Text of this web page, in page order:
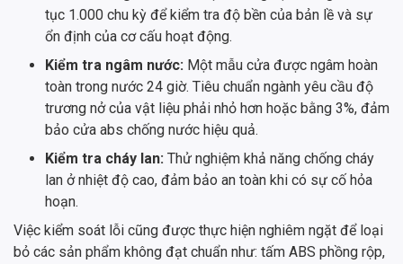
tục 1.000 chu kỳ để kiểm tra độ bền của bản lề và sự
ổn định của cơ cấu hoạt động.
Kiểm tra ngâm nước: Một mẫu cửa được ngâm hoàn
toàn trong nước 24 giờ. Tiêu chuẩn ngành yêu cầu độ
trương nở của vật liệu phải nhỏ hơn hoặc bằng 3%, đảm
bảo cửa abs chống nước hiệu quả.
Kiểm tra cháy lan: Thử nghiệm khả năng chống cháy
lan ở nhiệt độ cao, đảm bảo an toàn khi có sự cố hỏa
hoạn.
Việc kiểm soát lỗi cũng được thực hiện nghiêm ngặt để loại
bỏ các sản phẩm không đạt chuẩn như: tấm ABS phồng rộp,